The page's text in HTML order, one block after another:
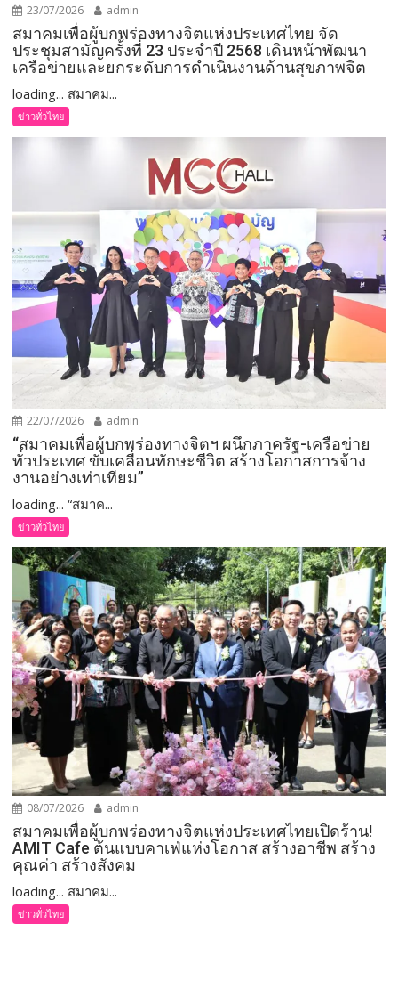
23/07/2026 admin
สมาคมเพื่อผู้บกพร่องทางจิตแห่งประเทศไทย จัด
ประชุมสามัญครั้งที่ 23 ประจำปี 2568 เดินหน้าพัฒนา
เครือข่ายและยกระดับการดำเนินงานด้านสุขภาพจิต
loading... สมาคม...
ข่าวทั่วไทย
22/07/2026 admin
“สมาคมเพื่อผู้บกพร่องทางจิตฯ ผนึกภาครัฐ-เครือข่าย
ทั่วประเทศ ขับเคลื่อนทักษะชีวิต สร้างโอกาสการจ้าง
งานอย่างเท่าเทียม”
loading... “สมาค...
ข่าวทั่วไทย
08/07/2026 admin
สมาคมเพื่อผู้บกพร่องทางจิตแห่งประเทศไทยเปิดร้าน!
AMIT Cafe ต้นแบบคาเฟ่แห่งโอกาส สร้างอาชีพ สร้าง
คุณค่า สร้างสังคม
loading... สมาคม...
ข่าวทั่วไทย